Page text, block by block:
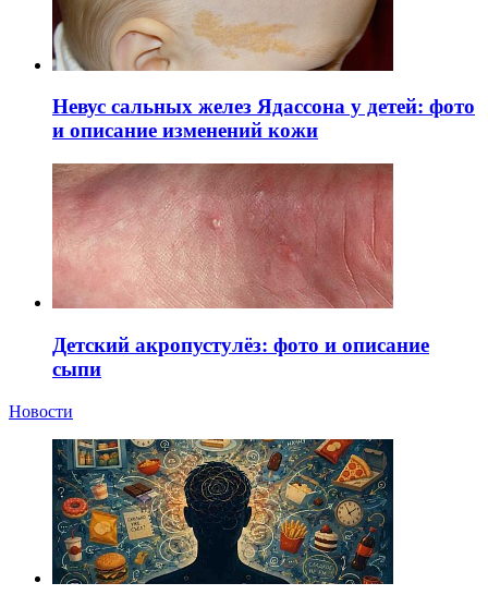
Невус сальных желез Ядассона у детей: фото
и описание изменений кожи
Детский акропустулёз: фото и описание
сыпи
Новости